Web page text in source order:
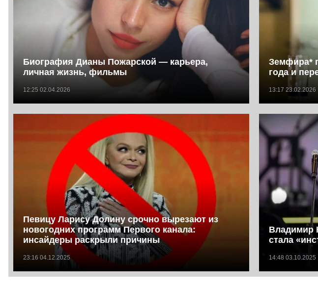
Биография Дианы Пожарской — карьера,
личная жизнь, фильмы
12:25 02.04.2026
Земфира*
года и
13:17 23.02.2026
Певицу Ларису Долину срочно вырезают из
новогодних программ Первого канала:
инсайдеры раскрыли причины
23:16 04.12.2025
Владимир
стала
14:48 03.10.2025